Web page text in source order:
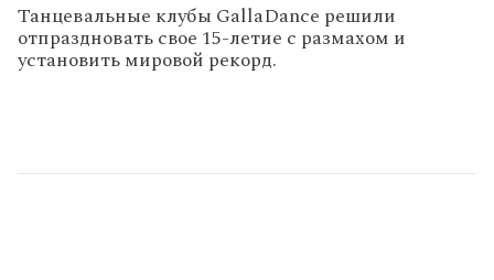
Танцевальные клубы GallaDance решили
отпраздновать свое 15-летие с размахом и
установить мировой рекорд.